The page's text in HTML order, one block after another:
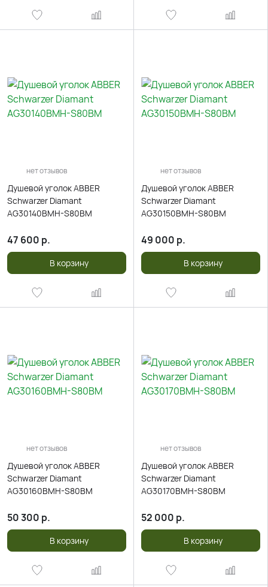
нет отзывов
Душевой уголок ABBER
Schwarzer Diamant
AG30140BMH-S80BM
47 600 р.
В корзину
нет отзывов
Душевой уголок ABBER
Schwarzer Diamant
AG30150BMH-S80BM
49 000 р.
В корзину
нет отзывов
Душевой уголок ABBER
Schwarzer Diamant
AG30160BMH-S80BM
50 300 р.
В корзину
нет отзывов
Душевой уголок ABBER
Schwarzer Diamant
AG30170BMH-S80BM
52 000 р.
В корзину